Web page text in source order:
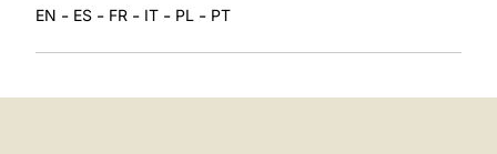
EN - ES - FR - IT - PL - PT